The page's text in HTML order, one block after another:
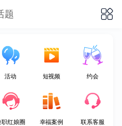
题
活动 短视频 约会
职红娘圈 幸福案例 联系客服